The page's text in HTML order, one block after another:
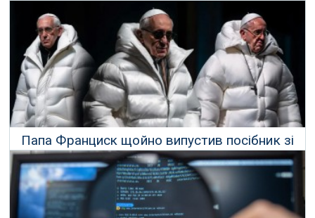
Папа Франциск щойно випустив посібник зі
штучного інтелекту
01 Липня 2023 р.